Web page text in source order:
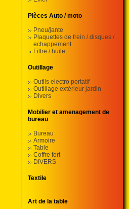
Pièces Auto / moto
Pneu/jante
Plaquettes de frein / disques /
echappement
Filtre / huile
Outillage
Outils electro portatif
Outillage extérieur jardin
Divers
Mobilier et amenagement de
bureau
Bureau
Armoire
Table
Coffre fort
DIVERS
Textile
Art de la table